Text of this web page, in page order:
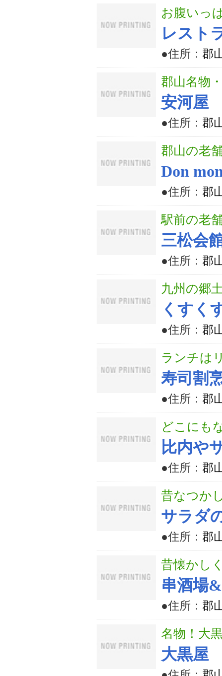
お腹いっ
レスト
●住所： 郡
郡山名物
安河屋
●住所： 郡
郡山の老
Don
●住所： 郡
駅前の老
三松会
●住所： 郡
九州の郷
くすく
●住所： 郡
ランチは
寿司割
●住所： 郡
どこにも
比内や
●住所： 郡
昔なつか
サラダ
●住所： 郡
昔懐かし
串酒場
●住所： 郡
名物！大
大黒屋